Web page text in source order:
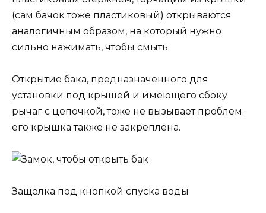
(сам бачок тоже пластиковый) открываются
аналогичным образом, на который нужно
сильно нажимать, чтобы смыть.
Открытие бака, предназначенного для
установки под крышей и имеющего сбоку
рычаг с цепочкой, тоже не вызывает проблем:
его крышка также не закреплена.
Защелка под кнопкой спуска воды